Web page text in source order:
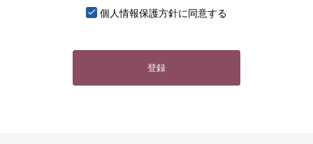
個人情報保護方針に同意する
登録